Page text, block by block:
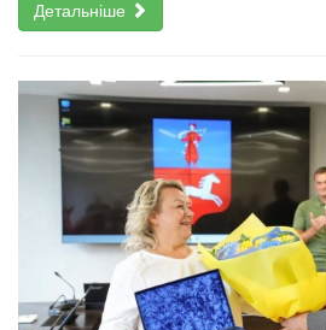
Детальніше